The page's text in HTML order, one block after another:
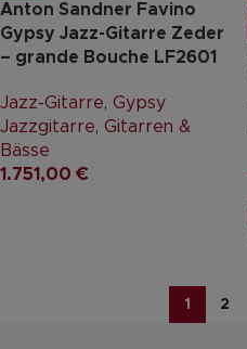
Anton Sandner Favino
Gypsy Jazz-Gitarre Zeder
– grande Bouche LF2601
Jazz-Gitarre, Gypsy
Jazzgitarre, Gitarren &
Bässe
1.751,00 €
1 2